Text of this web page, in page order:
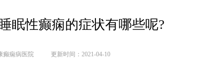
眠性癫痫的症状有哪些呢?
癫痫病医院 更新时间：2021-04-10